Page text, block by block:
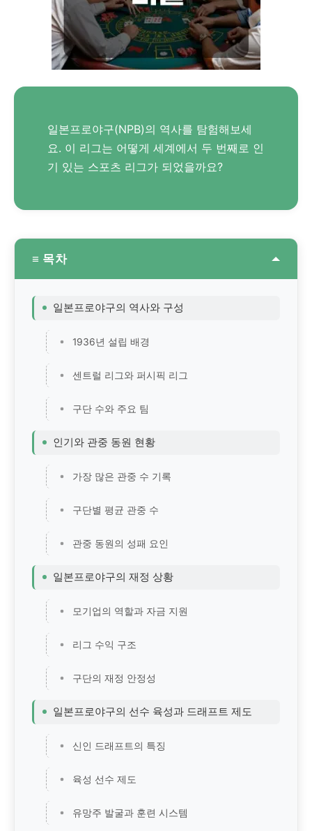
일본프로야구(NPB)의 역사를 탐험해보세
요. 이 리그는 어떻게 세계에서 두 번째로 인
기 있는 스포츠 리그가 되었을까요?
≡ 목차
일본프로야구의 역사와 구성
1936년 설립 배경
센트럴 리그와 퍼시픽 리그
구단 수와 주요 팀
인기와 관중 동원 현황
가장 많은 관중 수 기록
구단별 평균 관중 수
관중 동원의 성패 요인
일본프로야구의 재정 상황
모기업의 역할과 자금 지원
리그 수익 구조
구단의 재정 안정성
일본프로야구의 선수 육성과 드래프트 제도
신인 드래프트의 특징
육성 선수 제도
유망주 발굴과 훈련 시스템